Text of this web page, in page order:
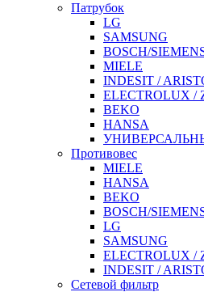
Патрубок
LG
SAMSUNG
BOSCH/
MIELE
INDESIT /
ELECTROLUX /
BEKO
HANSA
Противовес
MIELE
HANSA
BEKO
BOSCH/
LG
SAMSUNG
ELECTROLUX /
INDESIT /
Сетевой фильтр